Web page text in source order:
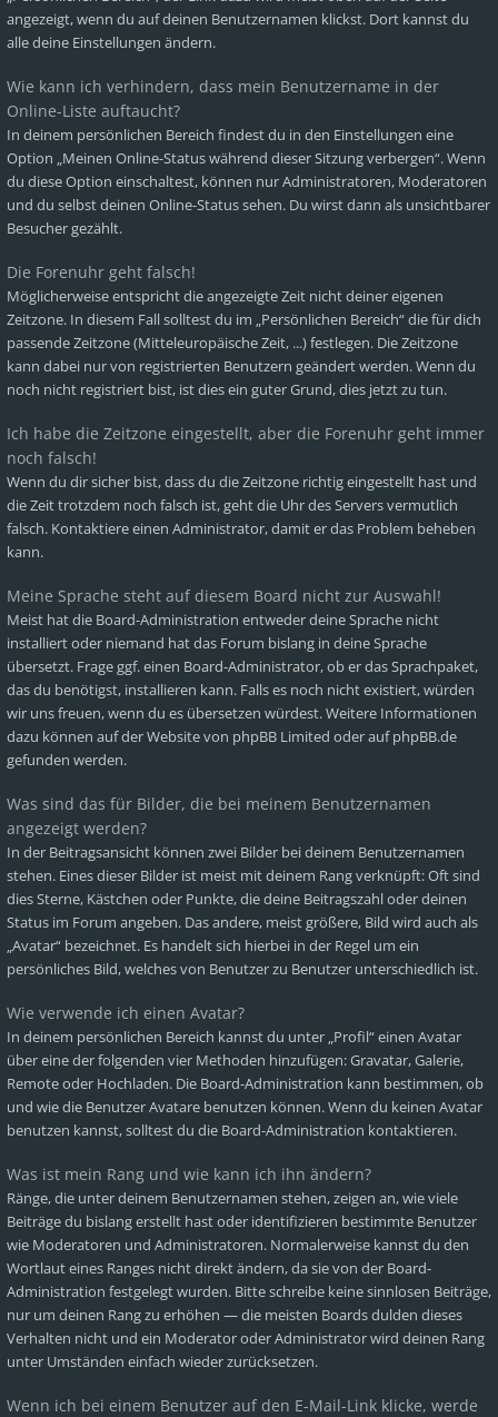
angezeigt, wenn du auf deinen Benutzernamen klickst. Dort kannst du
alle deine Einstellungen ändern.
Wie kann ich verhindern, dass mein Benutzername in der
Online-Liste auftaucht?
In deinem persönlichen Bereich findest du in den Einstellungen eine
Option „Meinen Online-Status während dieser Sitzung verbergen“. Wenn
du diese Option einschaltest, können nur Administratoren, Moderatoren
und du selbst deinen Online-Status sehen. Du wirst dann als unsichtbarer
Besucher gezählt.
Die Forenuhr geht falsch!
Möglicherweise entspricht die angezeigte Zeit nicht deiner eigenen
Zeitzone. In diesem Fall solltest du im „Persönlichen Bereich“ die für dich
passende Zeitzone (Mitteleuropäische Zeit, ...) festlegen. Die Zeitzone
kann dabei nur von registrierten Benutzern geändert werden. Wenn du
noch nicht registriert bist, ist dies ein guter Grund, dies jetzt zu tun.
Ich habe die Zeitzone eingestellt, aber die Forenuhr geht immer
noch falsch!
Wenn du dir sicher bist, dass du die Zeitzone richtig eingestellt hast und
die Zeit trotzdem noch falsch ist, geht die Uhr des Servers vermutlich
falsch. Kontaktiere einen Administrator, damit er das Problem beheben
kann.
Meine Sprache steht auf diesem Board nicht zur Auswahl!
Meist hat die Board-Administration entweder deine Sprache nicht
installiert oder niemand hat das Forum bislang in deine Sprache
übersetzt. Frage ggf. einen Board-Administrator, ob er das Sprachpaket,
das du benötigst, installieren kann. Falls es noch nicht existiert, würden
wir uns freuen, wenn du es übersetzen würdest. Weitere Informationen
dazu können auf der Website von phpBB Limited oder aufphpBB.de
gefunden werden.
Was sind das für Bilder, die bei meinem Benutzernamen
angezeigt werden?
In der Beitragsansicht können zwei Bilder bei deinem Benutzernamen
stehen. Eines dieser Bilder ist meist mit deinem Rang verknüpft: Oft sind
dies Sterne, Kästchen oder Punkte, die deine Beitragszahl oder deinen
Status im Forum angeben. Das andere, meist größere, Bild wird auch als
„Avatar“ bezeichnet. Es handelt sich hierbei in der Regel um ein
persönliches Bild, welches von Benutzer zu Benutzer unterschiedlich ist.
Wie verwende ich einen Avatar?
In deinem persönlichen Bereich kannst du unter „Profil“ einen Avatar
über eine der folgenden vier Methoden hinzufügen: Gravatar, Galerie,
Remote oder Hochladen. Die Board-Administration kann bestimmen, ob
und wie die Benutzer Avatare benutzen können. Wenn du keinen Avatar
benutzen kannst, solltest du die Board-Administration kontaktieren.
Was ist mein Rang und wie kann ich ihn ändern?
Ränge, die unter deinem Benutzernamen stehen, zeigen an, wie viele
Beiträge du bislang erstellt hast oder identifizieren bestimmte Benutzer
wie Moderatoren und Administratoren. Normalerweise kannst du den
Wortlaut eines Ranges nicht direkt ändern, da sie von der Board-
Administration festgelegt wurden. Bitte schreibe keine sinnlosen Beiträge,
nur um deinen Rang zu erhöhen — die meisten Boards dulden dieses
Verhalten nicht und ein Moderator oder Administrator wird deinen Rang
unter Umständen einfach wieder zurücksetzen.
Wenn ich bei einem Benutzer auf den E-Mail-Link klicke, werde